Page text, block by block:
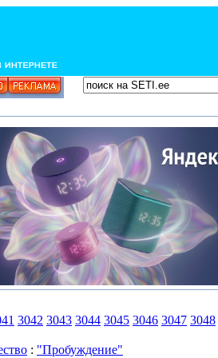
3042 3043 3044 3045 3046 3047 3048
: "Пробуждение"